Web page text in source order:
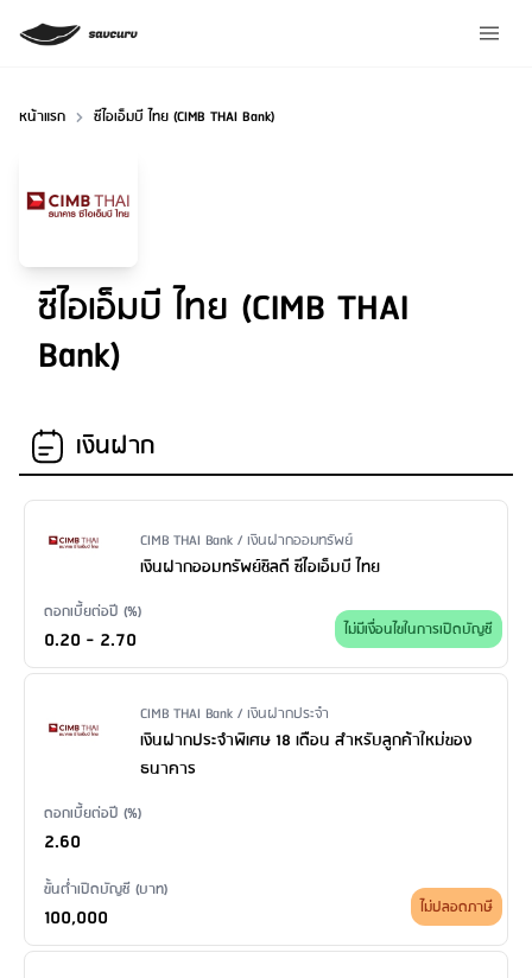
หน้าแรก ซีไอเอ็มบี ไทย (CIMB THAI Bank)
ซีไอเอ็มบี ไทย (CIMB THAI
Bank)
เงินฝาก
Issuer Name / Financial Product Type
CIMB THAI Bank / เงินฝากออมทรัพย์
เงินฝากออมทรัพย์ชิลดี ซีไอเอ็มบี ไทย
ดอกเบี้ยต่อปี (%)
0.20 - 2.70 ไม่มีเงื่อนไขในการเปิดบัญชี
Issuer Name / Financial Product Type
CIMB THAI Bank / เงินฝากประจำ
เงินฝากประจำพิเศษ 18 เดือน สำหรับลูกค้าใหม่ของ
ธนาคาร
ดอกเบี้ยต่อปี (%)
2.60
ขั้นต่ำเปิดบัญชี (บาท)
100,000 ไม่ปลอดภาษี